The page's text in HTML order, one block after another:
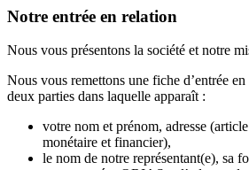
Notre entrée en relation
Nous vous présentons la société et notre
Nous vous remettons une fiche d’entrée
deux parties dans laquelle apparaît :
votre nom et prénom, adresse
monétaire et financier),
le nom de notre représentant(e), sa